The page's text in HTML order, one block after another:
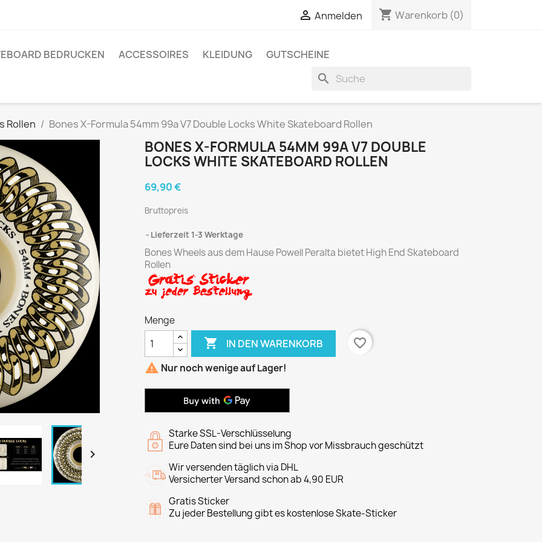
 Anmelden shopping_cart Warenkorb (0)
BEDRUCKEN ACCESSOIRES KLEIDUNG GUTSCHEINE
search
Rollen Bones X-Formula 54mm 99a V7 Double Locks White Skateboard Rollen

BONES X-FORMULA 54MM 99A V7 DOUBLE
LOCKS WHITE SKATEBOARD ROLLEN
69,90 €
Bruttopreis
Lieferzeit 1-3 Werktage
Bones Wheels aus dem Hause Powell Peralta bietet High End Skateboard
Rollen
Menge
 IN DEN WARENKORB
favorite_border
 Nur noch wenige auf Lager!
Starke SSL-Verschlüsselung
Eure Daten sind bei uns im Shop vor Missbrauch geschützt
Wir versenden täglich via DHL
Versicherter Versand schon ab 4,90 EUR
Gratis Sticker
Zu jeder Bestellung gibt es kostenlose Skate-Sticker